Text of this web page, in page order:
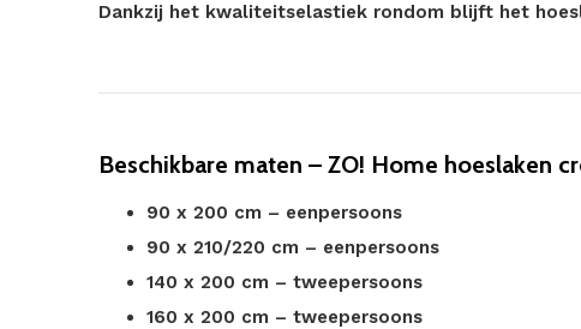
Dankzij het kwaliteitselastiek rondom blijft het
Beschikbare maten – ZO! Home hoeslaken
90 x 200 cm – eenpersoons
90 x 210/220 cm – eenpersoons
140 x 200 cm – tweepersoons
160 x 200 cm – tweepersoons